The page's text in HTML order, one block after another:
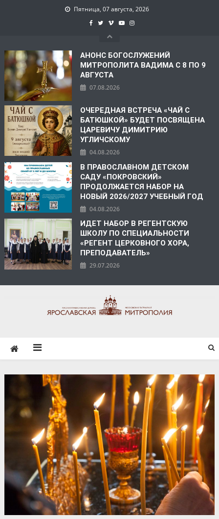
Пятница, 07 августа, 2026
АНОНС БОГОСЛУЖЕНИЙ
МИТРОПОЛИТА ВАДИМА С 8 ПО 9
АВГУСТА
07.08.2026
ОЧЕРЕДНАЯ ВСТРЕЧА «ЧАЙ С
БАТЮШКОЙ» БУДЕТ ПОСВЯЩЕНА
ЦАРЕВИЧУ ДИМИТРИЮ
УГЛИЧСКОМУ
04.08.2026
В ПРАВОСЛАВНОМ ДЕТСКОМ
САДУ «ПОКРОВСКИЙ»
ПРОДОЛЖАЕТСЯ НАБОР НА
НОВЫЙ 2026/2027 УЧЕБНЫЙ ГОД
04.08.2026
ИДЕТ НАБОР В РЕГЕНТСКУЮ
ШКОЛУ ПО СПЕЦИАЛЬНОСТИ
«РЕГЕНТ ЦЕРКОВНОГО ХОРА,
ПРЕПОДАВАТЕЛЬ»
29.07.2026